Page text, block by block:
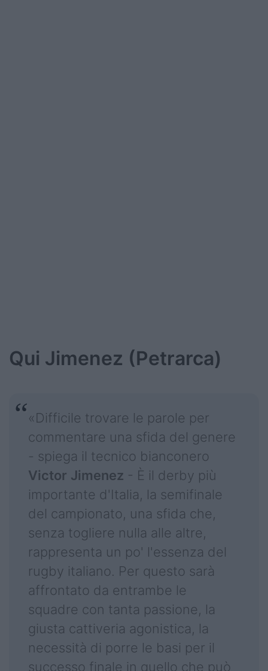
Qui Jimenez (Petrarca)
«Difficile trovare le parole per
commentare una sfida del genere
- spiega il tecnico bianconero
Victor Jimenez - È il derby più
importante d'Italia, la semifinale
del campionato, una sfida che,
senza togliere nulla alle altre,
rappresenta un po' l'essenza del
rugby italiano. Per questo sarà
affrontato da entrambe le
squadre con tanta passione, la
giusta cattiveria agonistica, la
necessità di porre le basi per il
successo finale in quello che può